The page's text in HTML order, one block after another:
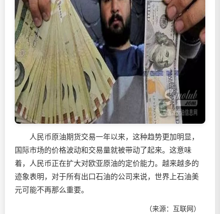
人民币原油期货交易一年以来，这种趋势更加明显，
国际市场的价格波动和交易量就被带动了起来。这意味
着，人民币正在扩大对欧亚原油的定价能力。越来越多的
迹象表明，对于所有出口石油的公司来说，世界上石油美
元可能不再那么重要。
（来源：互联网）